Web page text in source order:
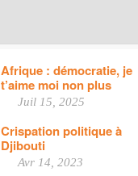
Afrique : démocratie, je
t’aime moi non plus
Juil 15, 2025
Crispation politique à
Djibouti
Avr 14, 2023